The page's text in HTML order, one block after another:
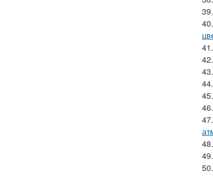
39.
40.
41.
42.
43.
44.
45.
46.
47.
48.
49.
50.